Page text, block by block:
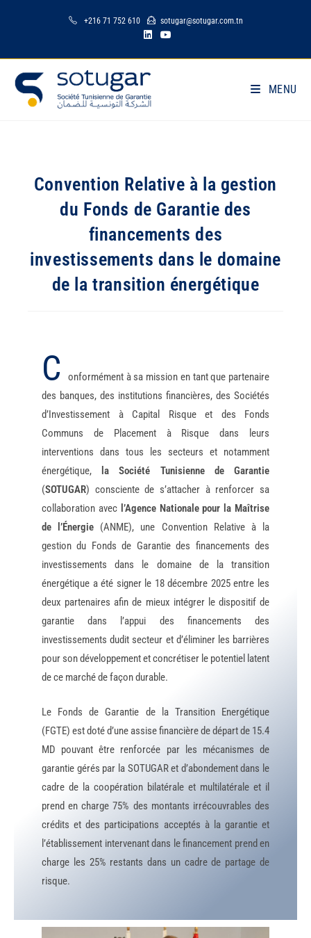
+216 71 752 610 sotugar@sotugar.com.tn
MENU
Convention Relative à la gestion
du Fonds de Garantie des
financements des
investissements dans le domaine
de la transition énergétique
C
onformément à sa mission en tant que partenaire
des banques, des institutions financières, des Sociétés
d’Investissement à Capital Risque et des Fonds
Communs de Placement à Risque dans leurs
interventions dans tous les secteurs et notamment
énergétique,
laSociété Tunisienne de Garantie
(SOTUGAR) consciente de s’attacher à renforcer sa
collaboration avec l’Agence Nationale pour la Maîtrise
de l’Énergie (ANME), une Convention Relative à la
gestion du Fonds de Garantie des financements des
investissements dans le domaine de la transition
énergétique a été signer le 18 décembre 2025 entre les
deux partenaires afin de mieux intégrer le dispositif de
garantie dans l’appui des financements des
investissements dudit secteur et d’éliminer les barrières
pour son développement et concrétiser le potentiel latent
de ce marché de façon durable.
Le Fonds de Garantie de la Transition Energétique
(FGTE) est doté d’une assise financière de départ de 15.4
MD pouvant être renforcée par les mécanismes de
garantie gérés par la SOTUGAR et d’abondement dans le
cadre de la coopération bilatérale et multilatérale et il
prend en charge 75% des montants irrécouvrables des
crédits et des participations acceptés à la garantie et
l’établissement intervenant dans le financement prend en
charge les 25% restants dans un cadre de partage de
risque.